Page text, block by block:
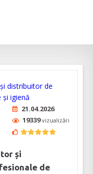
21.04.2026
19339vizualizări
și
de